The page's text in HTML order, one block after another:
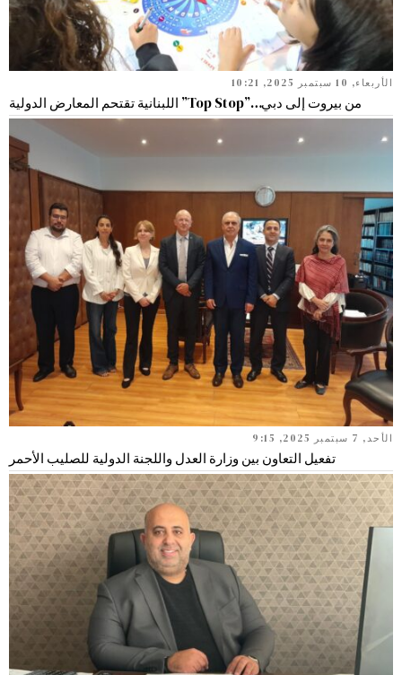
الأربعاء, 10 سبتمبر 2025, 10:21
من بيروت إلى دبي…”Top Stop” اللبنانية تقتحم المعارض الدولية
الأحد, 7 سبتمبر 2025, 9:15
تفعيل التعاون بين وزارة العدل واللجنة الدولية للصليب الأحمر